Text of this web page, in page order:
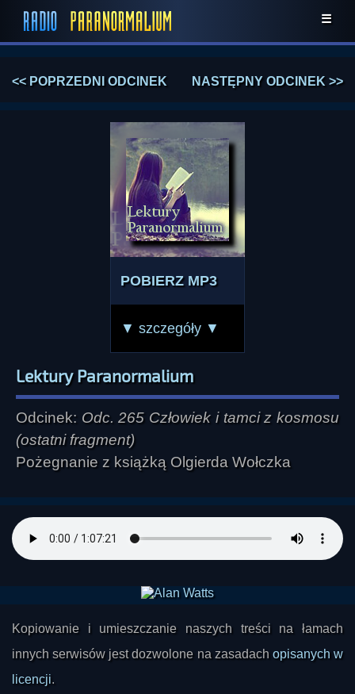
☰
<< POPRZEDNI ODCINEK NASTĘPNY ODCINEK >>
POBIERZ MP3
▼ szczegóły ▼
Lektury Paranormalium
Odcinek: Odc. 265 Człowiek i tamci z kosmosu
(ostatni fragment)
Pożegnanie z książką Olgierda Wołczka
Kopiowanie i umieszczanie naszych treści na łamach
innych serwisów jest dozwolone na zasadach opisanych w
licencji.